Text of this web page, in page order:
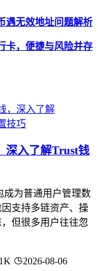
遇无效地址问题解析
卡，便捷与风险并存
深入了解Trust钱
成为普通用户管理数
支持多链资产、操
但很多用户往往忽
2026-08-06